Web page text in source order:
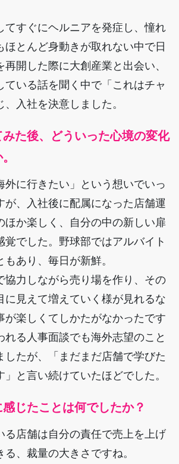
てすぐにヘルニアを発症し、憧れ
ほとんど身動きが取れない中で日
開した際に大創産業と出会い、
ている話を聞く中で「これはチャ
入社を決意しました。
た後、どういった心境の変化
外に行きたい」という想いでいっ
が、入社後に配属になった店舗運
ほか楽しく、自分の中の新しい扉
覚でした。野球部ではアルバイト
あり、毎日が新鮮。
協力しながら売り場を作り、その
に見えて増えていく様が見れるな
が楽しくてしかたがなかったです
れる人事面談でも海外志望のこと
したが、「まだまだ店舗で学びた
と言い続けていたほどでした。
じたことは何でしたか？
る店舗は自分の責任で売上を上げ
、裁量の大きさですね。